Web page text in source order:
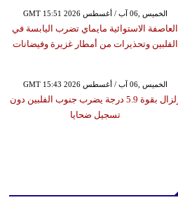
GMT 15:51 2026 الخميس ,06 آب / أغسطس
العاصفة الاستوائية مايماي تضرب اليابسة في
الفلبين وتحذيرات من أمطار غزيرة وفيضانات
GMT 15:43 2026 الخميس ,06 آب / أغسطس
زلزال بقوة 5.9 درجة يضرب جنوب الفلبين دون
تسجيل ضحايا